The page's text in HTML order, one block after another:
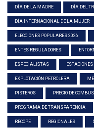
DÍA DE LA MADRE DÍA DEL
DÍA INTERNACIONAL DE LA MUJER
ELECCIONES POPULARES 2026
ENTES REGULADORES
ESPECIALISTAS ESTACIONES
EXPLOTACIÓN PETROLERA
PISTEROS PRECIO DE
PROGRAMA DE TRANSPARENCIA
RECOPE REGIONALES